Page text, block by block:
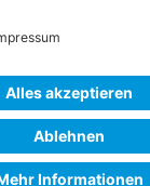
|
Einstellungen